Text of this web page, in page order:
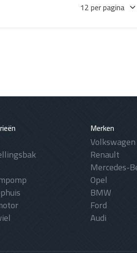
Merken
Volkswagen
Renault
Mercedes-
Opel
BMW
Ford
Audi